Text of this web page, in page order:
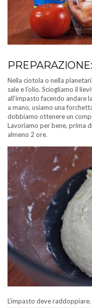
PREPARAZIONE:
Nella ciotola o nella
sale e l’olio. Sciogliamo il
all’impasto facendo andare
a mano, usiamo una
dobbiamo ottenere un
Lavoriamo per bene, prima
almeno 2 ore.
L’impasto deve raddoppiare.